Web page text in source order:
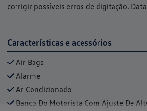
corrigir possíveis erros de digitação.
Características e acessórios
Air Bags
Alarme
Ar Condicionado
Banco Do Motorista Com Ajuste De